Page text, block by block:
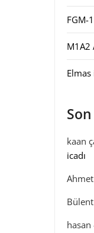
FGM-
M1A2
Elmas
kaan
icadı
Ahmet
Bülent
hasan